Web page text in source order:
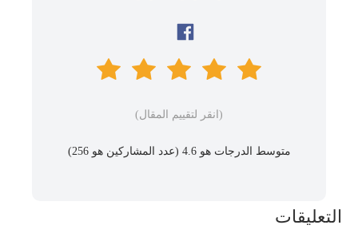
(انقر لتقييم المقال)
متوسط ​​الدرجات هو 4.6 (عدد المشاركين هو 256
)
التعليقات